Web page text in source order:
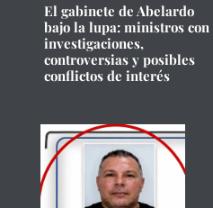
El gabinete de Abelardo
bajo la lupa: ministros con
investigaciones,
controversias y posibles
conflictos de interés